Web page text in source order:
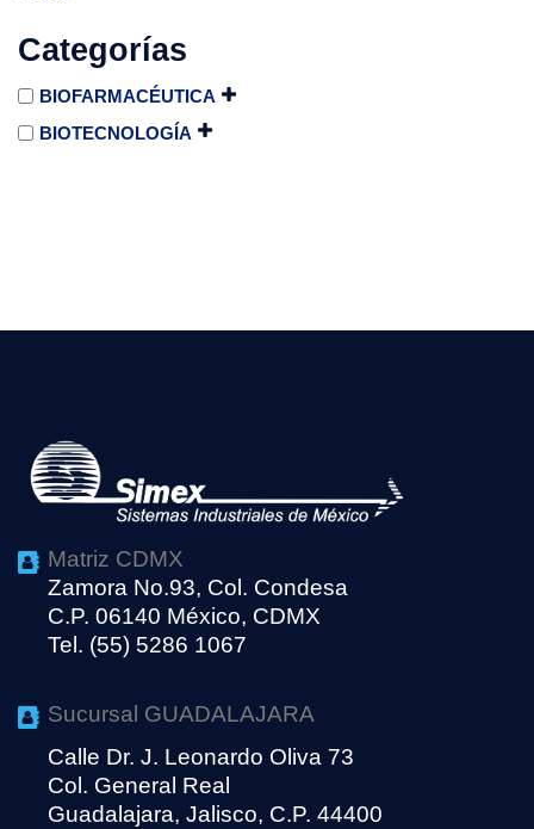
Categorías
BIOFARMACÉUTICA
BIOTECNOLOGÍA
Matriz CDMX
Zamora No.93, Col. Condesa
C.P. 06140 México, CDMX
Tel. (55) 5286 1067
Sucursal GUADALAJARA
Calle Dr. J. Leonardo Oliva 73
Col. General Real
Guadalajara, Jalisco, C.P. 44400